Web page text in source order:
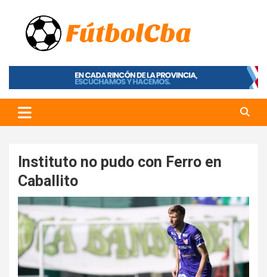
content
Fútbol CBA
Portal de Fútbol en Córdoba
Instituto no pudo con Ferro en
Caballito